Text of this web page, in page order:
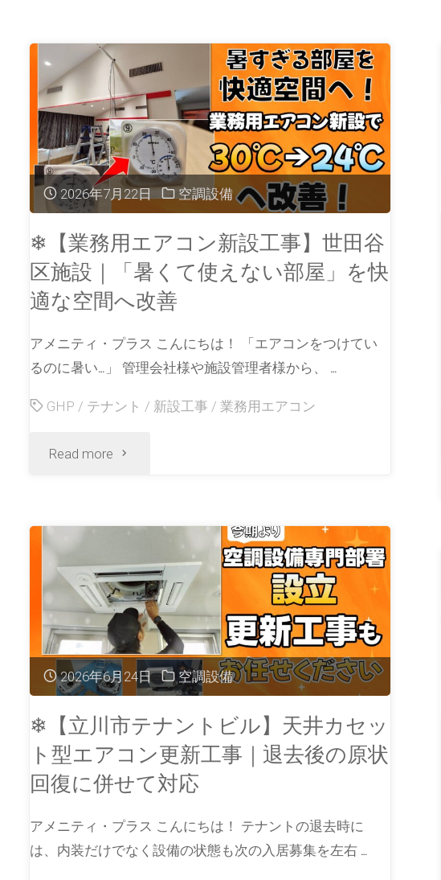
2026年7月22日 空調設備
❄【業務用エアコン新設工事】世田谷
区施設｜「暑くて使えない部屋」を快
適な空間へ改善
アメニティ・プラス こんにちは！ 「エアコンをつけてい
るのに暑い…」 管理会社様や施設管理者様から、 …
GHP / テナント / 新設工事 / 業務用エアコン
Read more
2026年6月24日 空調設備
❄【立川市テナントビル】天井カセッ
ト型エアコン更新工事｜退去後の原状
回復に併せて対応
アメニティ・プラス こんにちは！ テナントの退去時に
は、内装だけでなく設備の状態も次の入居募集を左右 …